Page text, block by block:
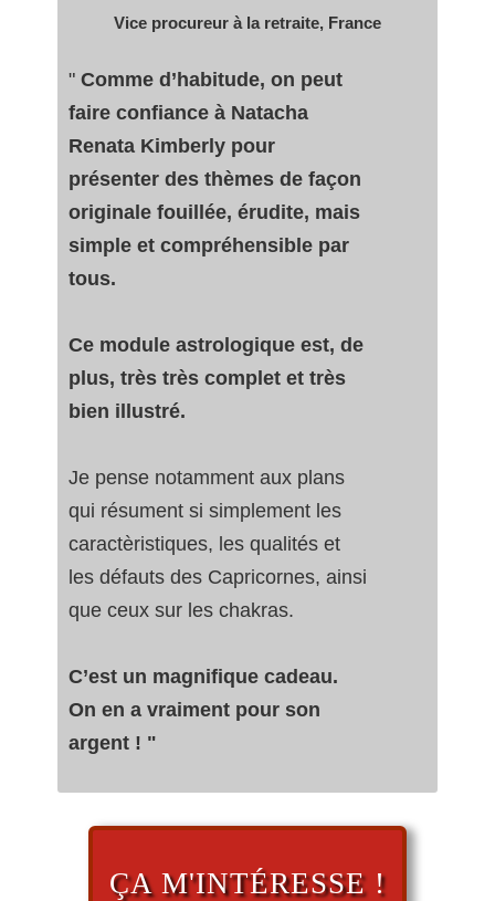
Vice procureur à la retraite, France
" Comme d’habitude, on peut
faire confiance à Natacha
Renata Kimberly pour
présenter des thèmes de façon
originale fouillée, érudite, mais
simple et compréhensible par
tous.
Ce module astrologique est, de
plus, très très complet et très
bien illustré.
Je pense notamment aux plans
qui résument si simplement les
caractèristiques, les qualités et
les défauts des Capricornes, ainsi
que ceux sur les chakras.
C’est un magnifique cadeau.
On en a vraiment pour son
argent ! "
ÇA M'INTÉRESSE !